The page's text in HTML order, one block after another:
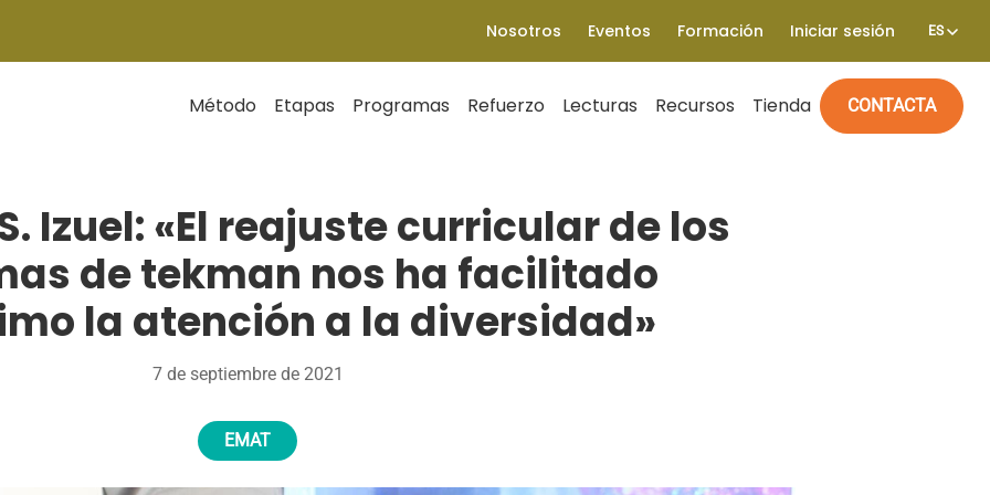
Nosotros Eventos Formación Iniciar sesión ES
Método Etapas Programas Refuerzo Lecturas Recursos Tienda CONTACTA
Izuel: «El reajuste curricular de los
de tekman nos ha facilitado
la atención a la diversidad»
7 de septiembre de 2021
EMAT